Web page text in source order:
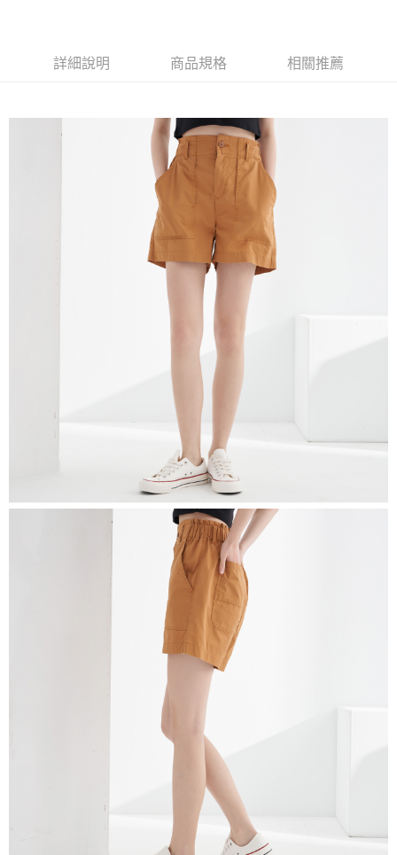
請求用戶進行身份認證。
５．嚴禁一人註冊多個帳號或使用他人資訊註冊。若發現惡意使用之情形，
詳細說明 商品規格 相關推薦